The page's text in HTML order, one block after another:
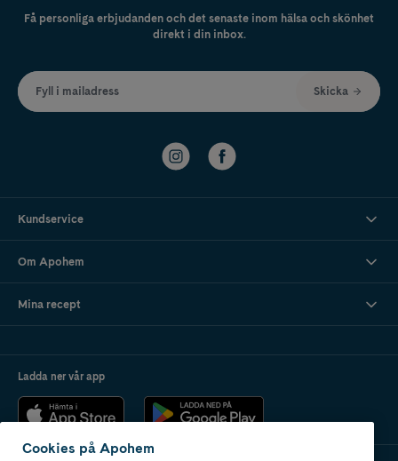
Få personliga erbjudanden och det senaste inom hälsa och skönhet
direkt i din inbox.
Fyll i mailadress Skicka
Kundservice
Om Apohem
Mina recept
Ladda ner vår app
Cookies på Apohem